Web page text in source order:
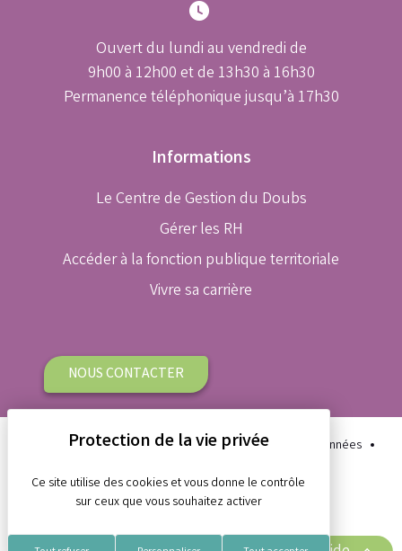
Ouvert du lundi au vendredi de
9h00 à 12h00 et de 13h30 à 16h30
Permanence téléphonique jusqu’à 17h30
Informations
Le Centre de Gestion du Doubs
Gérer les RH
Accéder à la fonction publique territoriale
Vivre sa carrière
NOUS CONTACTER
Plan du site Aide et accessibilité
Protection des données
Gestion des cookies
Mentions légales
Ce site utilise des cookies et vous donne le contrôle
sur ceux que vous souhaitez activer